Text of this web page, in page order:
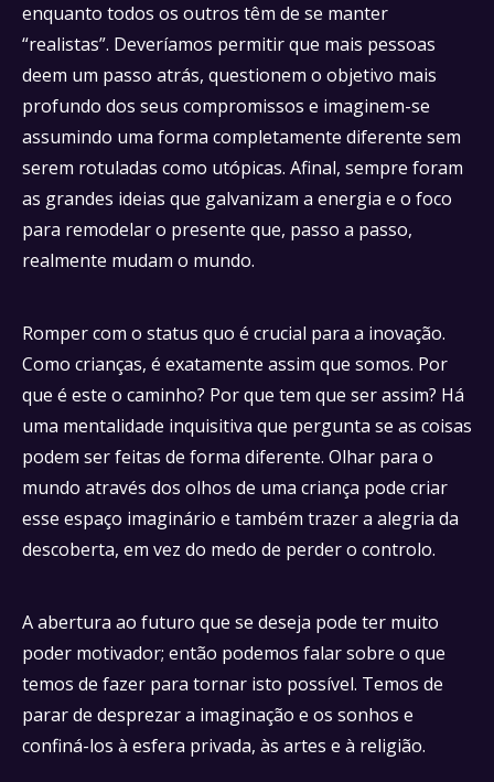
enquanto todos os outros têm de se manter
“realistas”. Deveríamos permitir que mais pessoas
deem um passo atrás, questionem o objetivo mais
profundo dos seus compromissos e imaginem-se
assumindo uma forma completamente diferente sem
serem rotuladas como utópicas. Afinal, sempre foram
as grandes ideias que galvanizam a energia e o foco
para remodelar o presente que, passo a passo,
realmente mudam o mundo.
Romper com o status quo é crucial para a inovação.
Como crianças, é exatamente assim que somos. Por
que é este o caminho? Por que tem que ser assim? Há
uma mentalidade inquisitiva que pergunta se as coisas
podem ser feitas de forma diferente. Olhar para o
mundo através dos olhos de uma criança pode criar
esse espaço imaginário e também trazer a alegria da
descoberta, em vez do medo de perder o controlo.
A abertura ao futuro que se deseja pode ter muito
poder motivador; então podemos falar sobre o que
temos de fazer para tornar isto possível. Temos de
parar de desprezar a imaginação e os sonhos e
confiná-los à esfera privada, às artes e à religião.